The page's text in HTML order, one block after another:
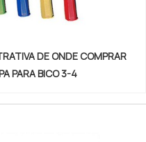
DE ONDE COMPRAR
PARA BICO 3-4